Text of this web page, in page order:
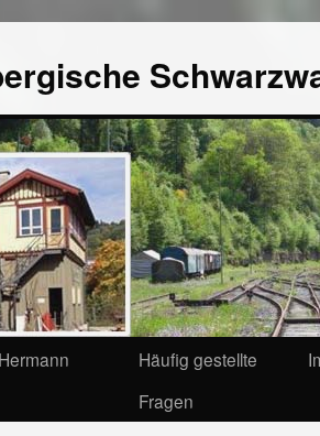
Häufig gestellte
Fragen